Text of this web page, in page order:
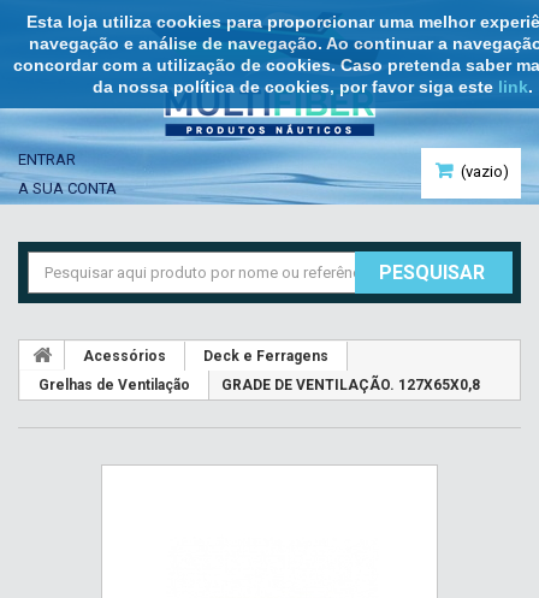
Esta loja utiliza cookies para proporcionar uma melhor
navegação e análise de navegação. Ao continuar a
concordar com a utilização de cookies. Caso pretenda saber
da nossa política de cookies, por favor siga este link.
(vazio)
ENTRAR
A SUA CONTA
PESQUISAR
Acessórios
Deck e Ferragens
Grelhas de Ventilação
GRADE DE VENTILAÇÃO. 127X65X0,8